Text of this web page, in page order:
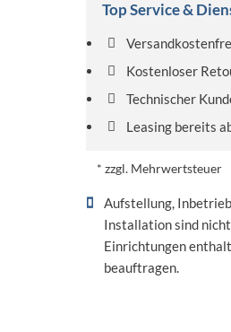
Top Service &
Kostenloser
Technischer
Leasing bereits
* zzgl. Mehrwertsteuer
Aufstellung,
Installation sind
Einrichtungen
beauftragen.